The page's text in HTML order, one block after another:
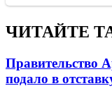
ЧИТАЙТЕ
Правительство
подало в